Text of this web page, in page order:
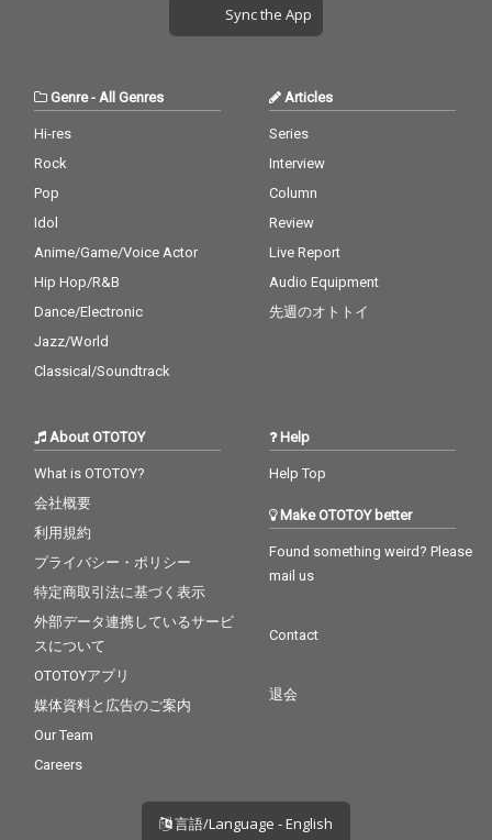
Sync the App
Genre-All Genres
Hi-res
Rock
Pop
Idol
Anime/Game/Voice Actor
Hip Hop/R&B
Dance/Electronic
Jazz/World
Classical/Soundtrack
Articles
Series
Interview
Column
Review
Live Report
Audio Equipment
先週のオトトイ
About OTOTOY
What is OTOTOY?
会社概要
利用規約
プライバシー・ポリシー
特定商取引法に基づく表示
外部データ連携しているサービ
スについて
OTOTOYアプリ
媒体資料と広告のご案内
Our Team
Careers
Help
Help Top
Make OTOTOY better
Found something weird? Please
mail us
Contact
退会
言語/Language - English